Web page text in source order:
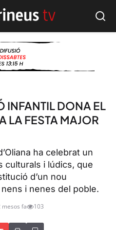
INFANTIL DONA EL
LA FESTA MAJOR
ha celebrat un
culturals i lúdics, que
d’un nou
i nenes del poble.
mesos fa 103